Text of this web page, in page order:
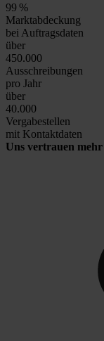
99 %
Marktabdeckung
bei Auftragsdaten
über
450.000
Ausschreibungen
pro Jahr
über
40.000
Vergabestellen
mit Kontaktdaten
Uns vertrauen